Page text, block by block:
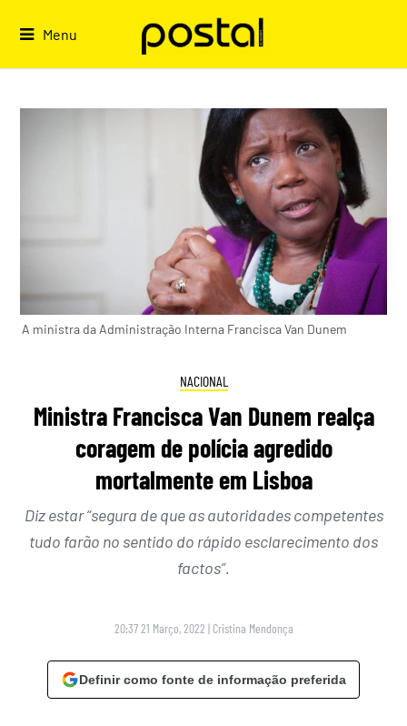
Menu
A ministra da Administração Interna Francisca Van Dunem
NACIONAL
Ministra Francisca Van Dunem realça
coragem de polícia agredido
mortalmente em Lisboa
Diz estar “segura de que as autoridades competentes
tudo farão no sentido do rápido esclarecimento dos
factos”.
20:37 21 Março, 2022 | Cristina Mendonça
Definir como fonte de informação preferida